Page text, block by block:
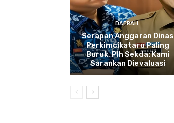
DAERAH
Serapan Anggaran Dinas
Perkimcikataru Paling
Buruk, Plh Sekda: Kami
Sarankan Dievaluasi